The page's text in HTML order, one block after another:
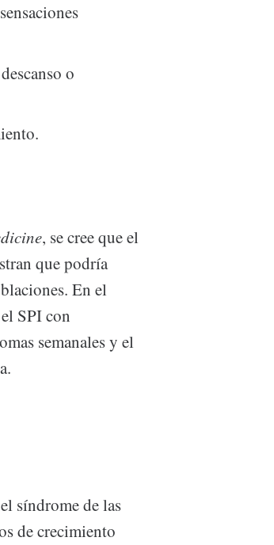
o
, se cree que el
que podría
En el
SPI con
semanales y el
síndrome de las
de crecimiento